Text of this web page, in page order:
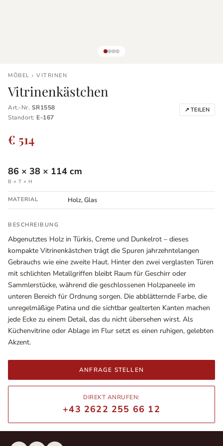
MÖBEL › VITRINEN
Vitrinenkästchen
Art.-Nr. SR1558
Standort: E-167
↗ TEILEN
€ 514
86 × 38 × 114 cm
B × T × H
MATERIAL Holz, Glas
BESCHREIBUNG
Abgenutztes Holz in Türkis, Creme und Dunkelrot – dieses
kompakte Vitrinenkästchen trägt die Spuren jahrzehntelangen
Gebrauchs wie eine zweite Haut. Hinter den zwei verglasten Türen
mit schlichten Metallgriffen bleibt Raum für Geschirr oder
Sammlerstücke, während die geschlossenen Holzpaneele im
unteren Bereich für Ordnung sorgen. Die abblätternde Farbe, die
unregelmäßige Patina und die sichtbar gealterten Kanten machen
jede Ecke zu einem Detail, das du nicht übersehen wirst. Als
Küchenvitrine oder Ablage im Flur setzt es einen ruhigen, gelebten
Akzent.
ANFRAGE STELLEN
DIREKT ANRUFEN:
+43 2622 255 66 12
Wiener Straße – Werkstraße 111
2700 Wiener Neustadt
+43 2622 255 66 12